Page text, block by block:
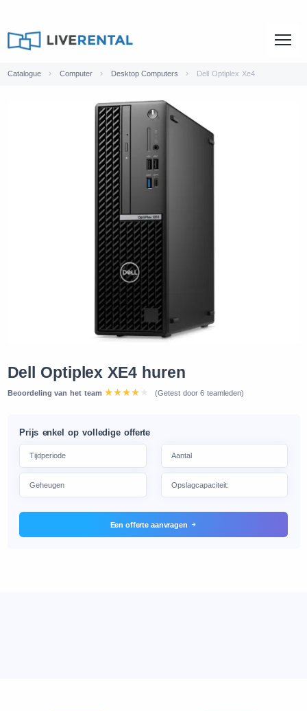
Catalogue Computer Desktop Computers Dell Optiplex Xe4
Dell Optiplex XE4 huren
Beoordeling van het team (Getest door 6 teamleden)
Prijs enkel op volledige offerte
Een offerte aanvragen